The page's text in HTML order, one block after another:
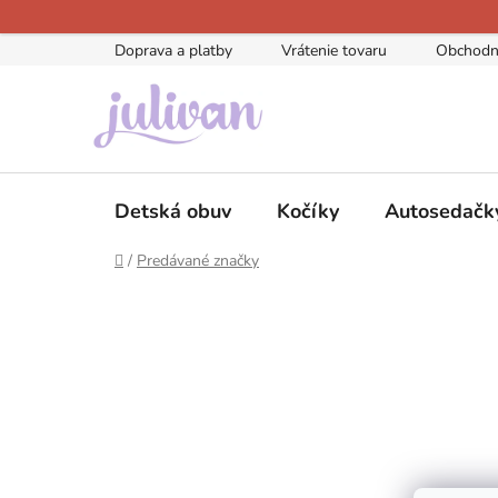
na
Doprava a platby Vrátenie tovaru
Detská obuv Kočíky
Domov
/ Predávané značky